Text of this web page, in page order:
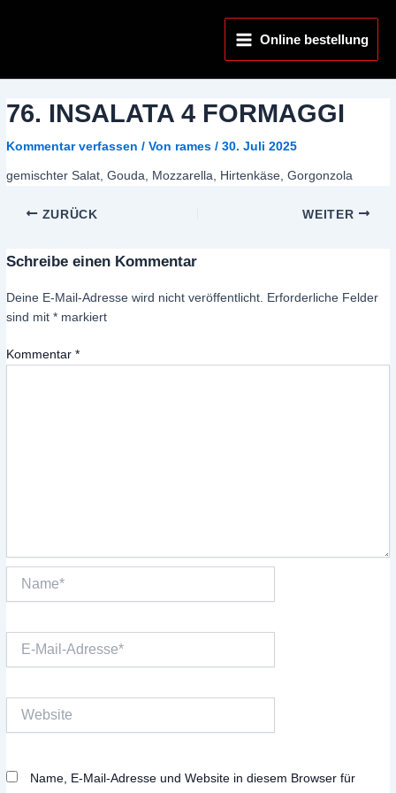
Main
MenuOnline bestellung
76. INSALATA 4 FORMAGGI
Kommentar verfassen / Von rames/30. Juli 2025
gemischter Salat, Gouda, Mozzarella, Hirtenkäse, Gorgonzola
ZURÜCK WEITER
Schreibe einen Kommentar
Deine E-Mail-Adresse wird nicht veröffentlicht.
Erforderliche Felder
sind mit* markiert
Kommentar*
Name*
Mail-
Website
Name, E-Mail-Adresse und Website in diesem Browser für